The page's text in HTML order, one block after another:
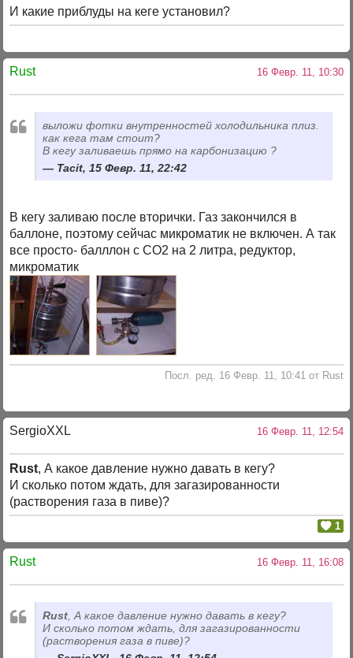
И какие приблуды на кеге установил?
Rust 16 Февр. 11, 10:30
выложи фотки внутренностей холодильника плиз.
как кега там стоит?
В кегу заливаешь прямо на карбонизацию ?
Tacit, 15 Февр. 11, 22:42
В кегу заливаю после вторички. Газ закончился в
баллоне, поэтому сейчас микроматик не включен. А так
все просто- балллон с СО2 на 2 литра, редуктор,
микроматик
Посл. ред. 16 Февр. 11, 10:41 от Rust
SergioXXL 16 Февр. 11, 12:54
Rust, А какое давление нужно давать в кегу?
И сколько потом ждать, для загазированности
(растворения газа в пиве)?
1
Rust 16 Февр. 11, 16:08
Rust , А какое давление нужно давать в кегу?
И сколько потом ждать, для загазированности
(растворения газа в пиве)?